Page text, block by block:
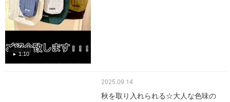
1:10
2025.09.14
秋を取り入れられる☆大人な色味の